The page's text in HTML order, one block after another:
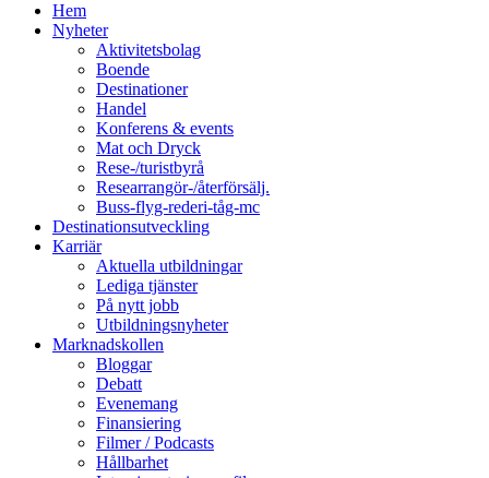
Hem
Nyheter
Aktivitetsbolag
Boende
Destinationer
Handel
Konferens & events
Mat och Dryck
Rese-/turistbyrå
Researrangör-/återförsälj.
Buss-flyg-rederi-tåg-mc
Destinationsutveckling
Karriär
Aktuella utbildningar
Lediga tjänster
På nytt jobb
Utbildningsnyheter
Marknadskollen
Bloggar
Debatt
Evenemang
Finansiering
Filmer / Podcasts
Hållbarhet